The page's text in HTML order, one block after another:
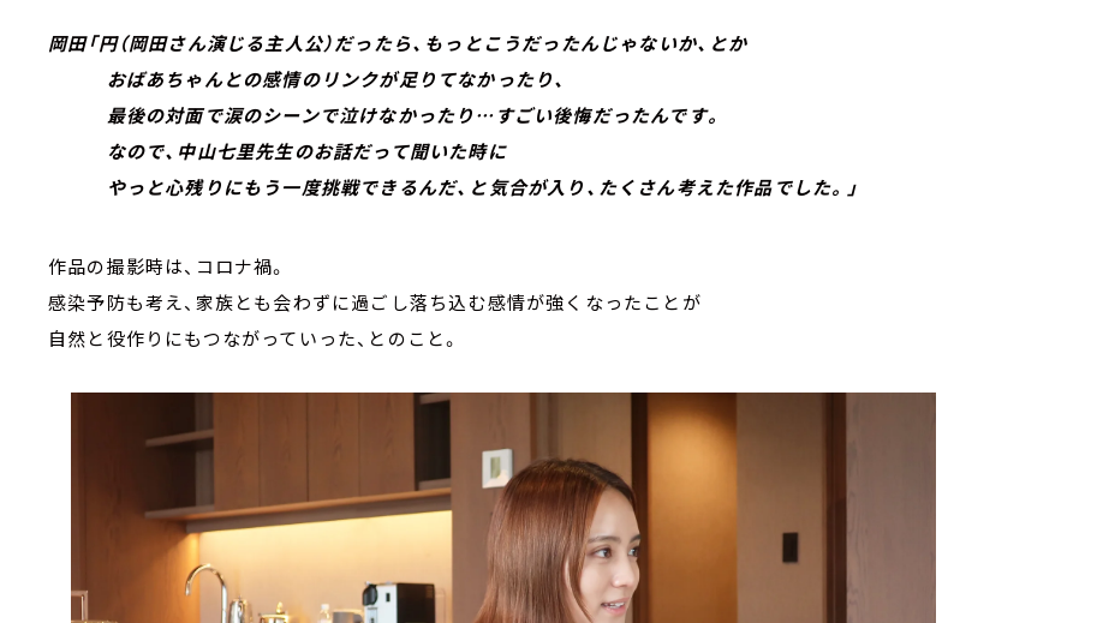
岡田「円（岡田さん演じる主人公）だったら、もっとこうだったんじゃないか、とか
おばあちゃんとの感情のリンクが足りてなかったり、
最後の対面で涙のシーンで泣けなかったり…すごい後悔だったんです。
なので、中山七里先生のお話だって聞いた時に
やっと心残りにもう一度挑戦できるんだ、と気合が入り、たくさん考えた作品でした。」
作品の撮影時は、コロナ禍。
感染予防も考え、家族とも会わずに過ごし落ち込む感情が強くなったことが
自然と役作りにもつながっていった、とのこと。